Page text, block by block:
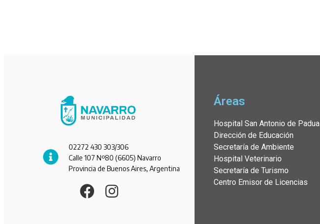
02272 430 303/306
Calle 107 Nº80 (6605) Navarro
Provincia de Buenos Aires, Argentina
Áreas
Hospital San Antonio de Padua
Dirección de Educación
Secretaría de Ambiente
Hospital Veterinario
Secretaría de Turismo
Centro Emisor de Licencias